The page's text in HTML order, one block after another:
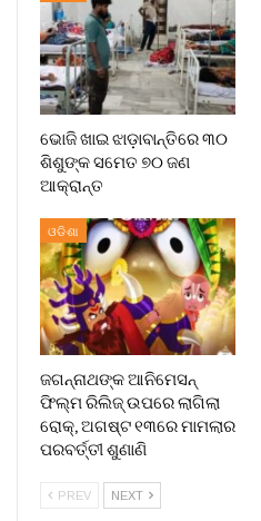
ଭୋଜି ଖାଇ ଝାଡ଼ାବାନ୍ତିରେ ୩୦
ଶିଶୁଙ୍କ ସମେତ ୭୦ ଜଣ
ଆକ୍ରାନ୍ତ
ଓଡିଶା
ଜଗନ୍ନାଥଙ୍କ ଆନିମେସନ୍
ଫିଲ୍ମ ରିଲିଜ୍ ଉପରେ ଲାଗିଲା
ରୋକ୍, ଅଗଷ୍ଟ ୧୩ରେ ମାମଲାର
ପରବର୍ତ୍ତୀ ଶୁଣାଣି
PREV NEXT